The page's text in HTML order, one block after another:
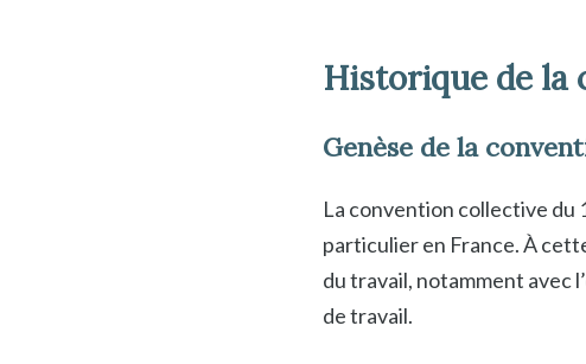
Historique de la
Genèse de la
La convention collective du
particulier en France. À
du travail, notamment avec
de travail.